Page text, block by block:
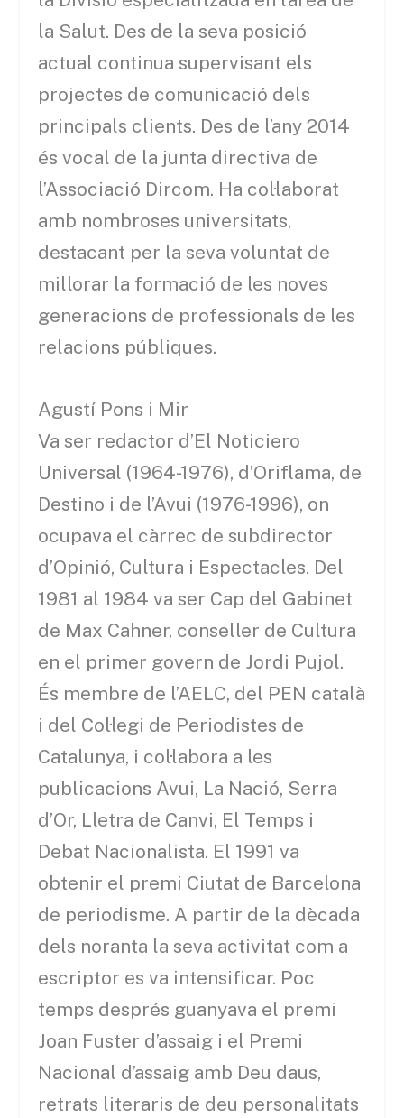
la Salut. Des de la seva posició
actual continua supervisant els
projectes de comunicació dels
principals clients. Des de l’any 2014
és vocal de la junta directiva de
l’Associació Dircom. Ha col·laborat
amb nombroses universitats,
destacant per la seva voluntat de
millorar la formació de les noves
generacions de professionals de les
relacions públiques.
Agustí Pons i Mir
Va ser redactor d’El Noticiero
Universal (1964-1976), d’Oriflama, de
Destino i de l’Avui (1976-1996), on
ocupava el càrrec de subdirector
d’Opinió, Cultura i Espectacles. Del
1981 al 1984 va ser Cap del Gabinet
de Max Cahner, conseller de Cultura
en el primer govern de Jordi Pujol.
És membre de l’AELC, del PEN català
i del Col·legi de Periodistes de
Catalunya, i col·labora a les
publicacions Avui, La Nació, Serra
d’Or, Lletra de Canvi, El Temps i
Debat Nacionalista. El 1991 va
obtenir el premi Ciutat de Barcelona
de periodisme. A partir de la dècada
dels noranta la seva activitat com a
escriptor es va intensificar. Poc
temps després guanyava el premi
Joan Fuster d’assaig i el Premi
Nacional d’assaig amb Deu daus,
retrats literaris de deu personalitats